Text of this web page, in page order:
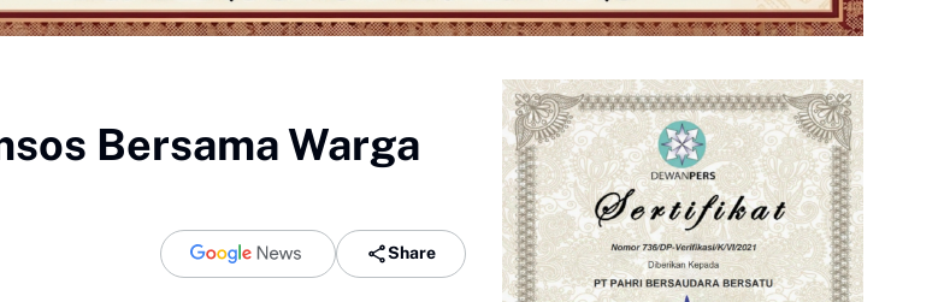
Bersama Warga
Share